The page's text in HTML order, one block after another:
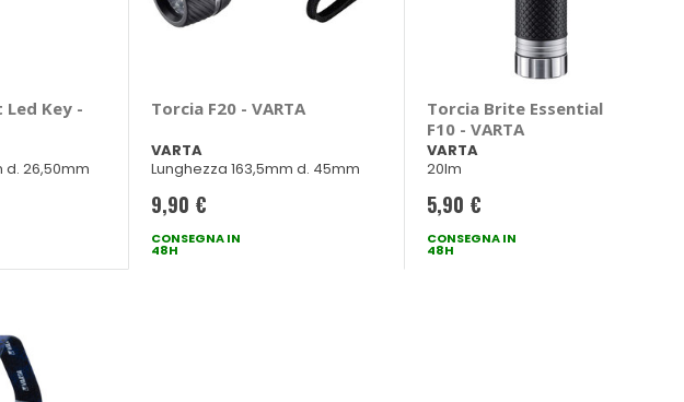
Key -
d. 26,50mm
Torcia F20 - VARTA
VARTA
Lunghezza 163,5mm d. 45mm
9,90 €
CONSEGNA IN
48H
Torcia Brite Essential
F10 - VARTA
VARTA
20lm
5,90 €
CONSEGNA IN
48H